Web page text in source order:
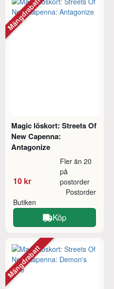
Magic löskort: Streets Of
New Capenna:
Antagonize
10 kr
Fler än 20
på
postorder
Butiken
Postorder
Köp
Mängdrabatt
Mängdrabatt